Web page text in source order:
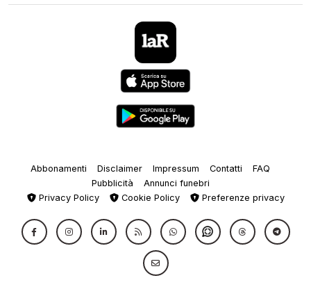
Abbonamenti Disclaimer Impressum Contatti
FAQ
Pubblicità
Annunci funebri
Privacy Policy
Cookie Policy Preferenze privacy